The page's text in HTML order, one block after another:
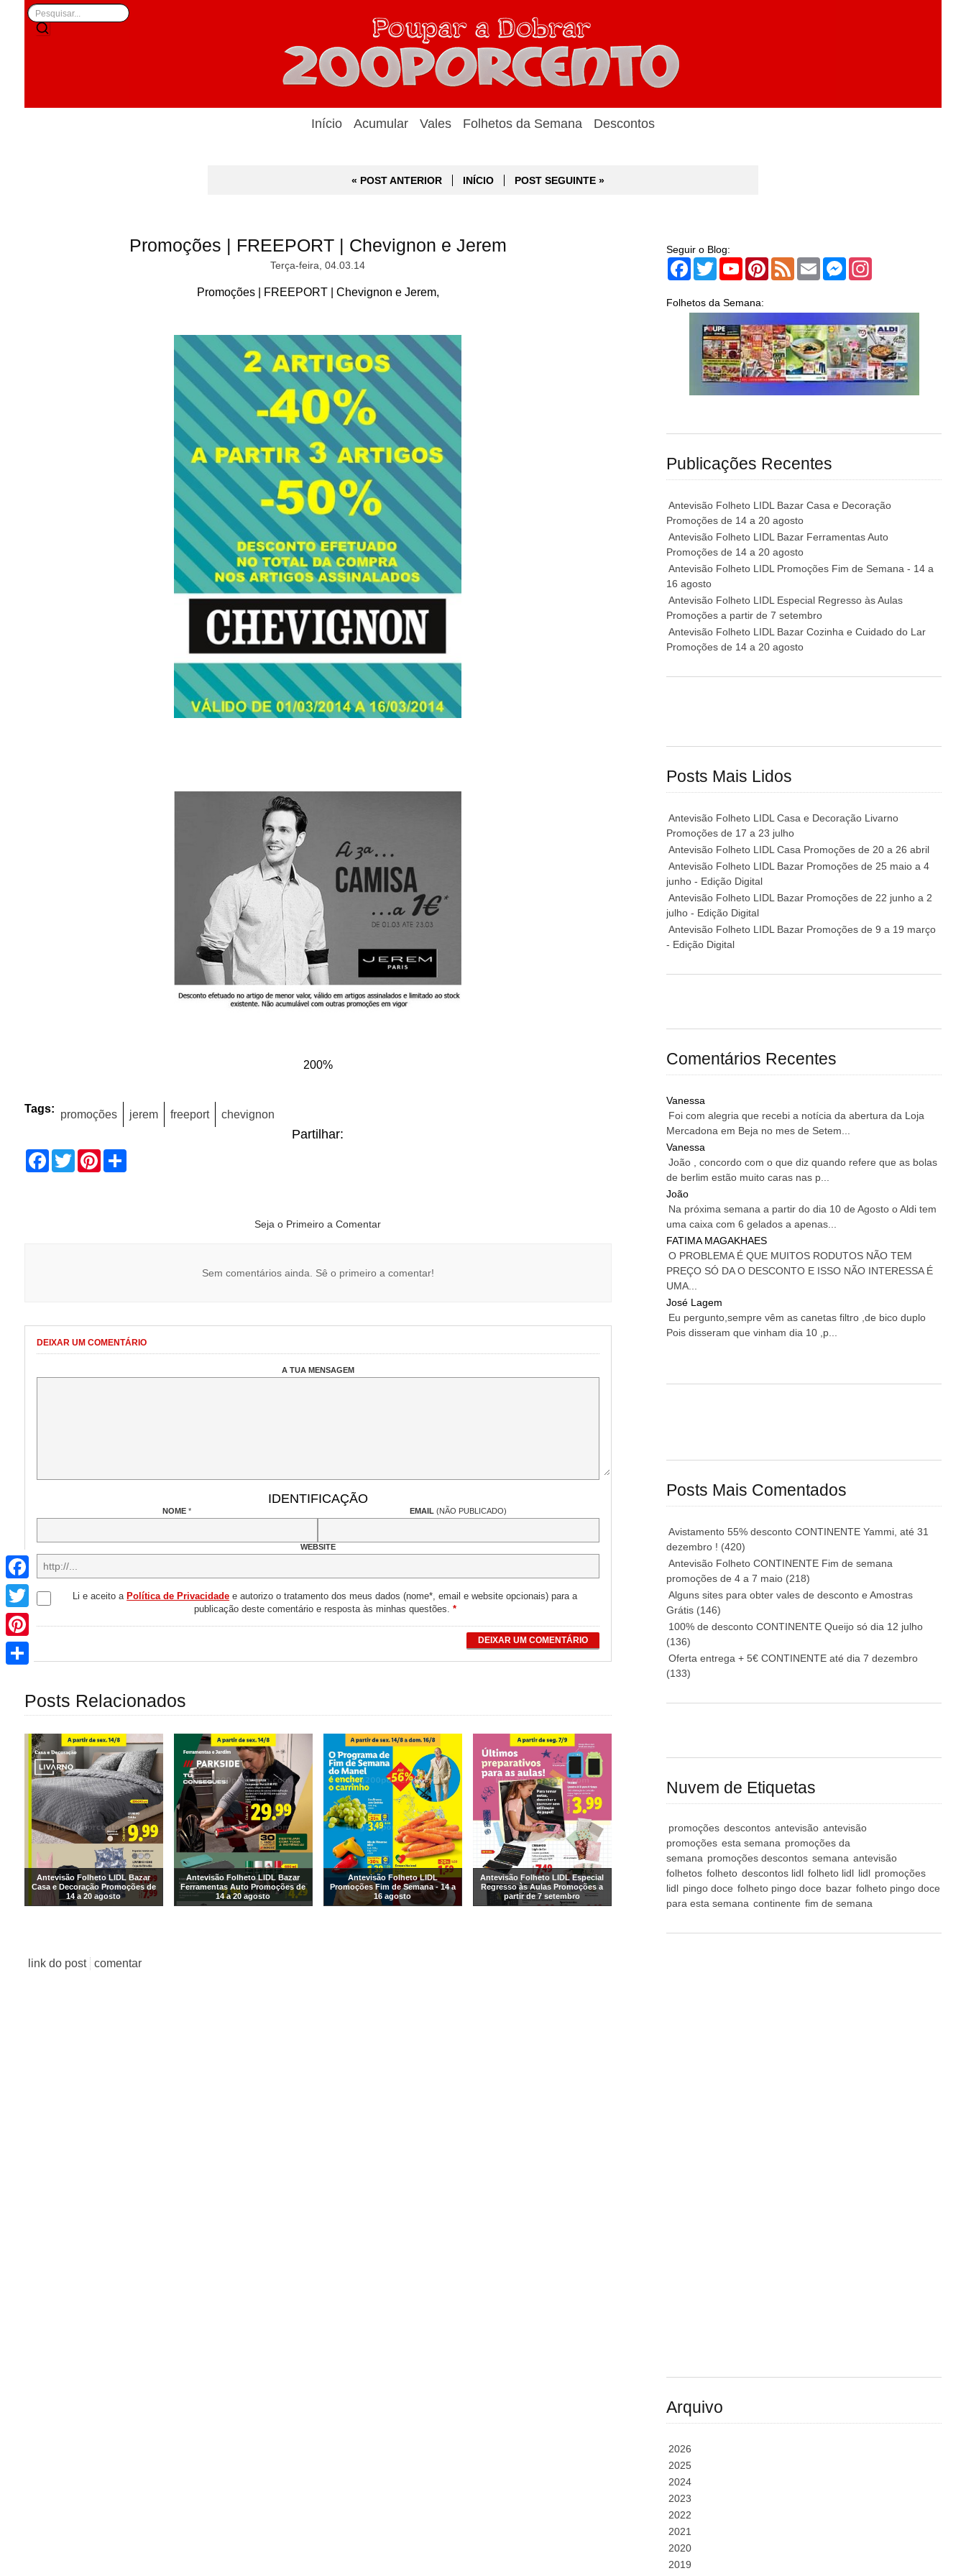
Início Acumular Vales Folhetos da Semana Descontos
« POST ANTERIOR INÍCIO POST SEGUINTE »
Promoções | FREEPORT | Chevignon e Jerem
Terça-feira, 04.03.14
Promoções | FREEPORT | Chevignon e Jerem,
200%
Tags: promoções jerem freeport chevignon
Partilhar:
Facebook
TwitterPinterest
Share
Seja o Primeiro a Comentar
Sem comentários ainda. Sê o primeiro a comentar!
DEIXAR UM COMENTÁRIO
A TUA MENSAGEM
IDENTIFICAÇÃO
NOME* EMAIL(NÃO PUBLICADO)
WEBSITE
Li e aceito aPolítica de Privacidade e autorizo o tratamento dos meus dados (nome*, email e website opcionais) para a
publicação deste comentário e resposta às minhas questões. *
DEIXAR UM COMENTÁRIO
Posts Relacionados
Antevisão Folheto LIDL Bazar
Casa e Decoração Promoções de
14 a 20 agosto
Antevisão Folheto LIDL Bazar
Ferramentas Auto Promoções de
14 a 20 agosto
Antevisão Folheto LIDL
Promoções Fim de Semana - 14 a
16 agosto
Antevisão Folheto LIDL Especial
Regresso às Aulas Promoções a
partir de 7 setembro
link do post comentar
Seguir o Blog:
Facebook
TwitterYouTubePinterest
Feed Email Messenger
Folhetos da Semana:
Publicações Recentes
Antevisão Folheto LIDL Bazar Casa e Decoração
Promoções de 14 a 20 agosto
Antevisão Folheto LIDL Bazar Ferramentas Auto
Promoções de 14 a 20 agosto
Antevisão Folheto LIDL Promoções Fim de Semana - 14 a
16 agosto
Antevisão Folheto LIDL Especial Regresso às Aulas
Promoções a partir de 7 setembro
Antevisão Folheto LIDL Bazar Cozinha e Cuidado do Lar
Promoções de 14 a 20 agosto
Posts Mais Lidos
Antevisão Folheto LIDL Casa e Decoração Livarno
Promoções de 17 a 23 julho
Antevisão Folheto LIDL Casa Promoções de 20 a 26 abril
Antevisão Folheto LIDL Bazar Promoções de 25 maio a 4
junho - Edição Digital
Antevisão Folheto LIDL Bazar Promoções de 22 junho a 2
julho - Edição Digital
Antevisão Folheto LIDL Bazar Promoções de 9 a 19 março
- Edição Digital
Comentários Recentes
Vanessa
Foi com alegria que recebi a notícia da abertura da Loja
Mercadona em Beja no mes de Setem...
Vanessa
João , concordo com o que diz quando refere que as bolas
de berlim estão muito caras nas p...
João
Na próxima semana a partir do dia 10 de Agosto o Aldi tem
uma caixa com 6 gelados a apenas...
FATIMA MAGAKHAES
O PROBLEMA É QUE MUITOS RODUTOS NÃO TEM
PREÇO SÓ DA O DESCONTO E ISSO NÃO INTERESSA É
UMA...
José Lagem
Eu pergunto,sempre vêm as canetas filtro ,de bico duplo
Pois disseram que vinham dia 10 ,p...
Posts Mais Comentados
Avistamento 55% desconto CONTINENTE Yammi, até 31
dezembro ! (420)
Antevisão Folheto CONTINENTE Fim de semana
promoções de 4 a 7 maio (218)
Alguns sites para obter vales de desconto e Amostras
Grátis (146)
100% de desconto CONTINENTE Queijo só dia 12 julho
(136)
Oferta entrega + 5€ CONTINENTE até dia 7 dezembro
(133)
Nuvem de Etiquetas
promoções descontos antevisão antevisão
promoções esta semana promoções da
semana promoções descontos semana antevisão
folhetos folheto descontos lidl folheto lidl lidl promoções
lidl pingo doce folheto pingo doce bazar folheto pingo doce
para esta semana continente fim de semana
Arquivo
2026
2025
2024
2023
2022
2021
2020
2019